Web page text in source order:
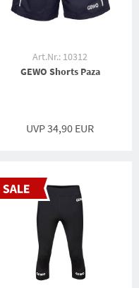
Art.Nr.: 10312
GEWO Shorts Paza
UVP 34,90 EUR